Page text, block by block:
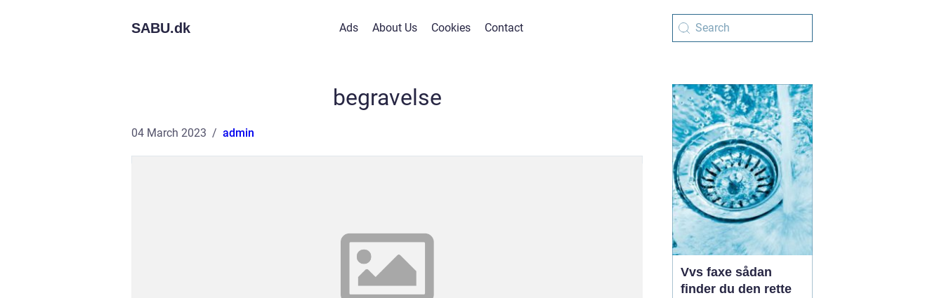
SABU.dk Ads About Us Cookies Contact
begravelse
04 March 2023 admin
Vvs faxe sådan
finder du den rette